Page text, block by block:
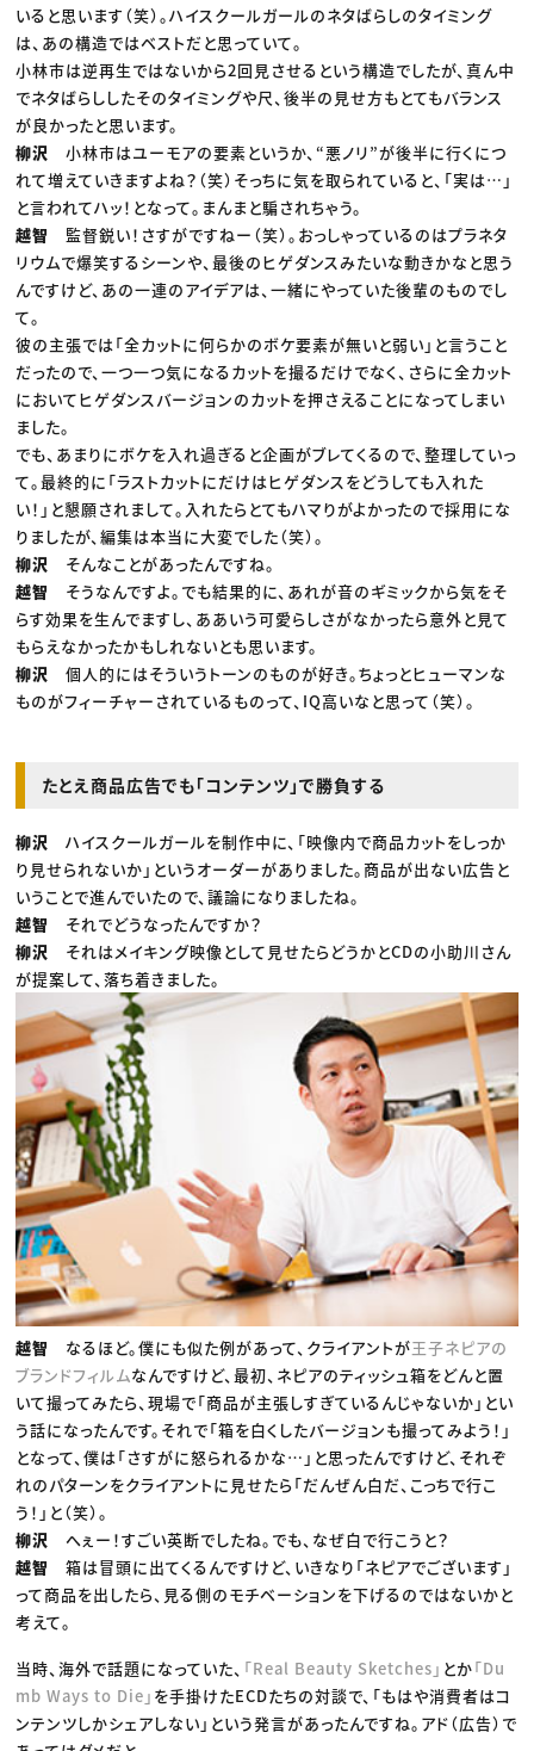
いると思います（笑）。ハイスクールガールのネタばらしのタイミング
は、あの構造ではベストだと思っていて。
小林市は逆再生ではないから2回見させるという構造でしたが、真ん中
でネタばらししたそのタイミングや尺、後半の見せ方もとてもバランス
が良かったと思います。
柳沢小林市はユーモアの要素というか、“悪ノリ”が後半に行くにつ
れて増えていきますよね？（笑）そっちに気を取られていると、「実は…」
と言われてハッ！となって。まんまと騙されちゃう。
越智 監督鋭い！さすがですねー（笑）。おっしゃっているのはプラネタ
リウムで爆笑するシーンや、最後のヒゲダンスみたいな動きかなと思う
んですけど、あの一連のアイデアは、一緒にやっていた後輩のものでし
て。
彼の主張では「全カットに何らかのボケ要素が無いと弱い」と言うこと
だったので、一つ一つ気になるカットを撮るだけでなく、さらに全カット
においてヒゲダンスバージョンのカットを押さえることになってしまい
ました。
でも、あまりにボケを入れ過ぎると企画がブレてくるので、整理していっ
て。最終的に「ラストカットにだけはヒゲダンスをどうしても入れた
い！」と懇願されまして。入れたらとてもハマりがよかったので採用にな
りましたが、編集は本当に大変でした（笑）。
柳沢 そんなことがあったんですね。
越智 そうなんですよ。でも結果的に、あれが音のギミックから気をそ
らす効果を生んでますし、ああいう可愛らしさがなかったら意外と見て
もらえなかったかもしれないとも思います。
柳沢個人的にはそういうトーンのものが好き。ちょっとヒューマンな
ものがフィーチャーされているものって、IQ高いなと思って（笑）。
たとえ商品広告でも「コンテンツ」で勝負する
柳沢ハイスクールガールを制作中に、「映像内で商品カットをしっか
り見せられないか」というオーダーがありました。商品が出ない広告と
いうことで進んでいたので、議論になりましたね。
越智 それでどうなったんですか？
柳沢 それはメイキング映像として見せたらどうかとCDの小助川さん
が提案して、落ち着きました。
越智 なるほど。僕にも似た例があって、クライアントが王子ネピアの
ブランドフィルムなんですけど、最初、ネピアのティッシュ箱をどんと置
いて撮ってみたら、現場で「商品が主張しすぎているんじゃないか」とい
う話になったんです。それで「箱を白くしたバージョンも撮ってみよう！」
となって、僕は「さすがに怒られるかな…」と思ったんですけど、それぞ
れのパターンをクライアントに見せたら「だんぜん白だ、こっちで行こ
う！」と（笑）。
柳沢へぇー！すごい英断でしたね。でも、なぜ白で行こうと？
越智箱は冒頭に出てくるんですけど、いきなり「ネピアでございます」
って商品を出したら、見る側のモチベーションを下げるのではないかと
考えて。
当時、海外で話題になっていた、 「Real Beauty Sketches」 とか「Du
mb Ways to Die」 を手掛けたECDたちの対談で、「もはや消費者はコ
ンテンツしかシェアしない」という発言があったんですね。アド（広告）で